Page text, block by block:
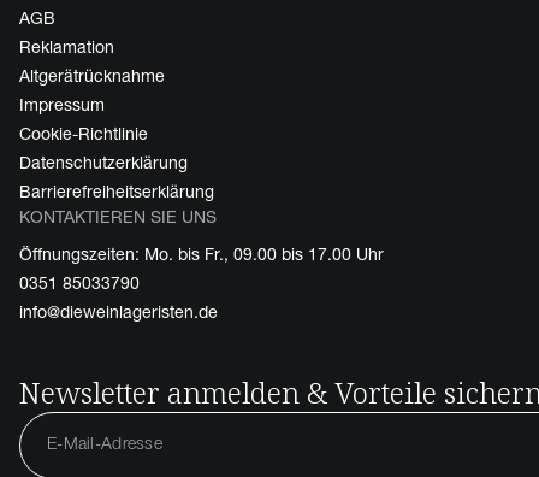
AGB
Reklamation
Altgerätrücknahme
Impressum
Cookie-Richtlinie
Datenschutzerklärung
Barrierefreiheitserklärung
KONTAKTIEREN SIE UNS
Öffnungszeiten: Mo. bis Fr., 09.00 bis 17.00 Uhr
0351 85033790
info@dieweinlageristen.de
Newsletter anmelden & Vorteile